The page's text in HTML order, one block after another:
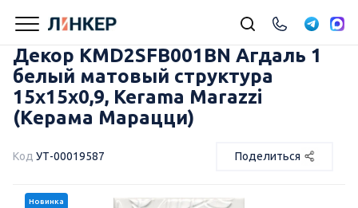
Декор KMD2SFB001BN Агдаль 1
белый матовый структура
15x15x0,9, Kerama Marazzi
(Керама Марацци)
Код УТ-00019587 Поделиться
Новинка